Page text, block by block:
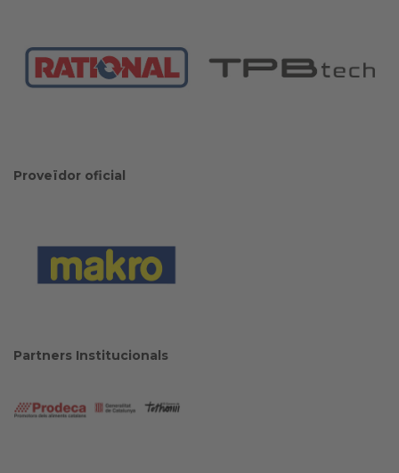
Proveïdor oficial
Partners Institucionals